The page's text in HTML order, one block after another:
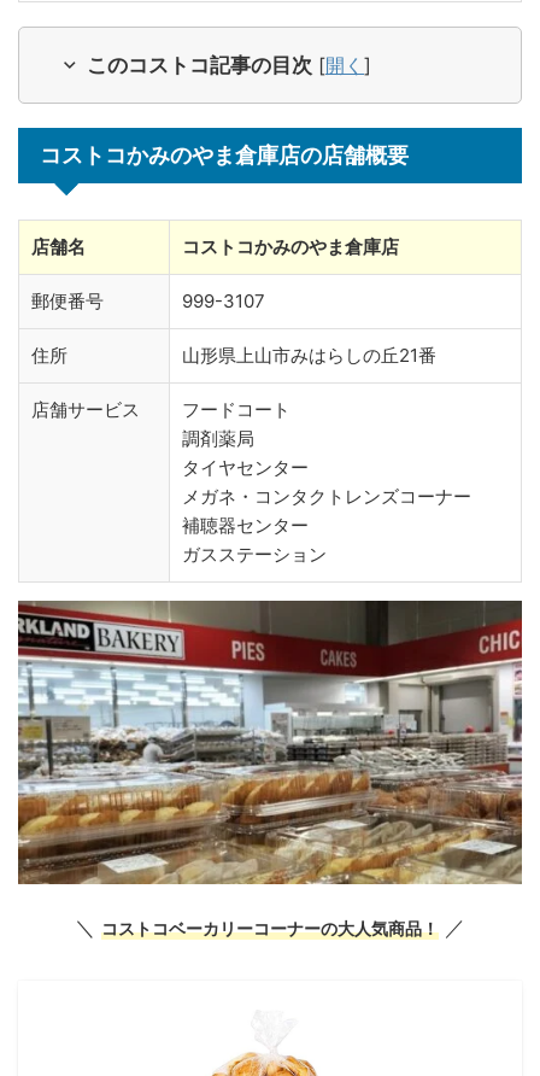
このコストコ記事の目次 [開く ]
コストコかみのやま倉庫店の店舗概要
店舗名 コストコかみのやま倉庫店
郵便番号 999-3107
住所 山形県上山市みはらしの丘21番
店舗サービス
フードコート
調剤薬局
タイヤセンター
メガネ・コンタクトレンズコーナー
補聴器センター
ガスステーション
＼ コストコベーカリーコーナーの大人気商品！ ／